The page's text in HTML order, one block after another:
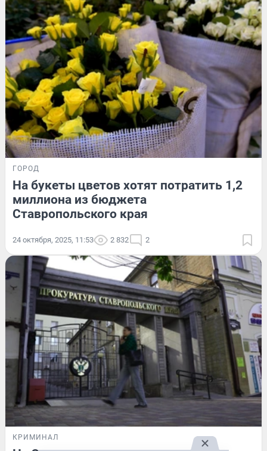
ГОРОД
На букеты цветов хотят потратить 1,2
миллиона из бюджета
Ставропольского края
24 октября, 2025, 11:53 2 832 2
КРИМИНАЛ